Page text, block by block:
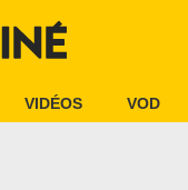
VIDÉOS VOD